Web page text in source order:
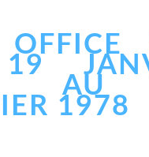
OFFICE
AU
1978